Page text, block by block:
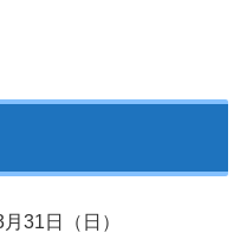
31日（日）